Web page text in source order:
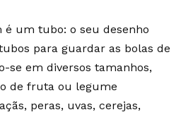
é um tubo: o seu desenho
para guardar as bolas de
se em diversos tamanhos,
de fruta ou legume
peras, uvas, cerejas,